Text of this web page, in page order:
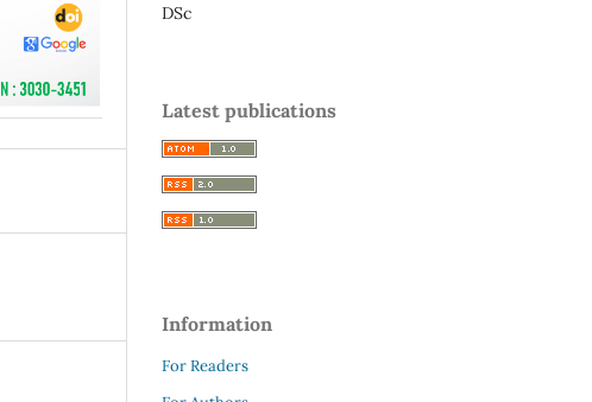
DSc
Latest publications
Information
For Readers